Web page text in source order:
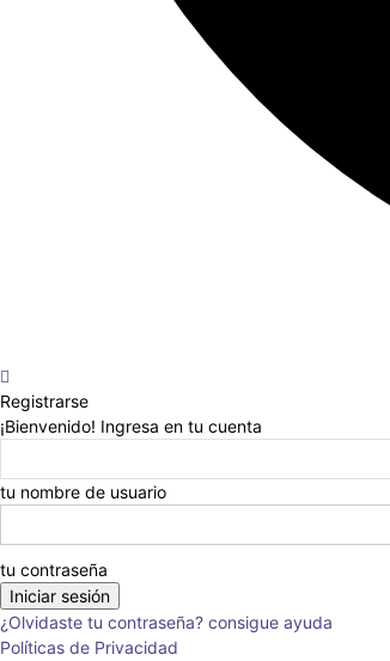
Registrarse
¡Bienvenido! Ingresa en tu cuenta
tu nombre de usuario
tu contraseña
¿Olvidaste tu contraseña? consigue ayuda
Políticas de Privacidad